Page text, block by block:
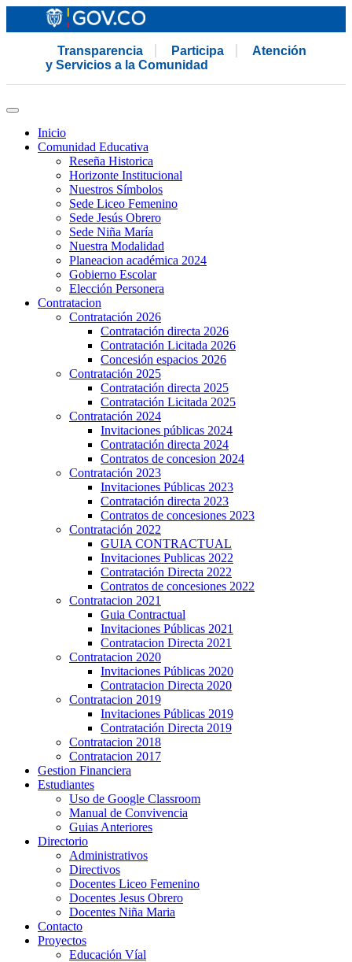
Transparencia Participa
Atención
y Servicios a la Comunidad
Inicio
Comunidad Educativa
Reseña Historica
Horizonte Institucional
Nuestros Símbolos
Sede Liceo Femenino
Sede Jesús Obrero
Sede Niña María
Nuestra Modalidad
Planeacion académica 2024
Gobierno Escolar
Elección Personera
Contratacion
Contratación 2026
Contratación directa 2026
Contratación Licitada 2026
Concesión espacios 2026
Contratación 2025
Contratación directa 2025
Contratación Licitada 2025
Contratación 2024
Invitaciones públicas 2024
Contratación directa 2024
Contratos de concesion 2024
Contratación 2023
Invitaciones Públicas 2023
Contratación directa 2023
Contratos de concesiones 2023
Contratación 2022
GUIA CONTRACTUAL
Invitaciones Publicas 2022
Contratación Directa 2022
Contratos de concesiones 2022
Contratacion 2021
Guia Contractual
Invitaciones Públicas 2021
Contratacion Directa 2021
Contratacion 2020
Invitaciones Públicas 2020
Contratacion Directa 2020
Contratacion 2019
Invitaciones Públicas 2019
Contratación Directa 2019
Contratacion 2018
Contratacion 2017
Gestion Financiera
Estudiantes
Uso de Google Classroom
Manual de Convivencia
Guias Anteriores
Directorio
Administrativos
Directivos
Docentes Liceo Femenino
Docentes Jesus Obrero
Docentes Niña Maria
Contacto
Proyectos
Educación Víal